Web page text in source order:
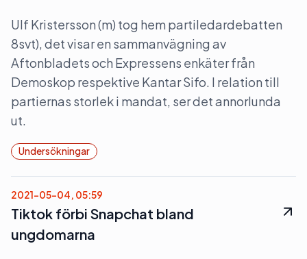
Ulf Kristersson (m) tog hem partiledardebatten
8svt), det visar en sammanvägning av
Aftonbladets och Expressens enkäter från
Demoskop respektive Kantar Sifo. I relation till
partiernas storlek i mandat, ser det annorlunda
ut.
Undersökningar
2021-05-04, 05:59
Tiktok förbi Snapchat bland
ungdomarna